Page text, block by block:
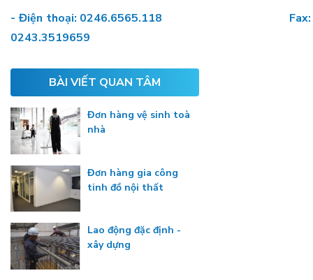
- Điện thoại: 0246.6565.118 Fax:
0243.3519659
BÀI VIẾT QUAN TÂM
Đơn hàng vệ sinh toà
nhà
Đơn hàng gia công
tinh đồ nội thất
Lao động đặc định -
xây dựng